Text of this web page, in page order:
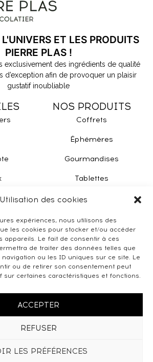
des cookies
expériences, nous utilisons des
les cookies pour stocker et/ou accéder
appareils. Le fait de consentir à ces
de traiter des données telles que
ou les ID uniques sur ce site. Le
ou de retirer son consentement peut
sur certaines caractéristiques et fonctions.
ACCEPTER
REFUSER
LES PRÉFÉRENCES
ET LES PRODUITS
PIERRE PLAS !
exclusivement des ingrédients de qualité
d’exception afin de provoquer un plaisir
gustatif inoubliable
NOS PRODUITS
Coffrets
Éphémères
Gourmandises
Tablettes
Tartinables
& Déclaration de confidentialité